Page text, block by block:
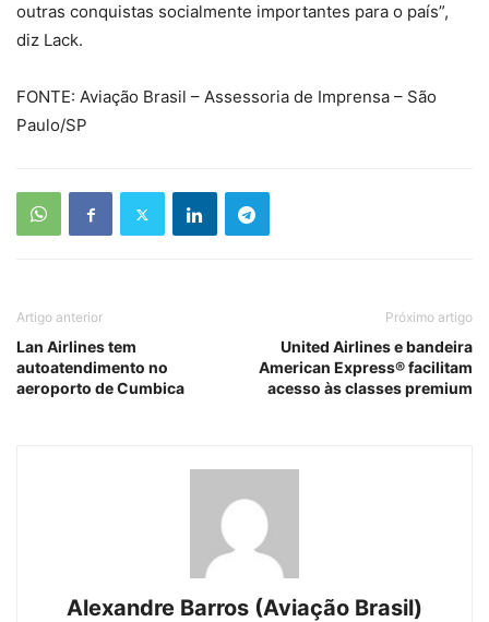
outras conquistas socialmente importantes para o país”,
diz Lack.
FONTE: Aviação Brasil – Assessoria de Imprensa – São
Paulo/SP
Artigo anterior
Lan Airlines tem
autoatendimento no
aeroporto de Cumbica
Próximo artigo
United Airlines e bandeira
American Express® facilitam
acesso às classes premium
Alexandre Barros (Aviação Brasil)